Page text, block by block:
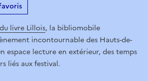
livre Lillois, la bibliomobile
incontournable des Hauts-de-
espace lecture en extérieur, des temps
liés aux festival.